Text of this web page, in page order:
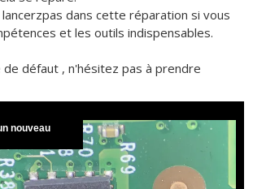
dans cette réparation si vous
et les outils indispensables.
défaut , n'hésitez pas à prendre
nouveau